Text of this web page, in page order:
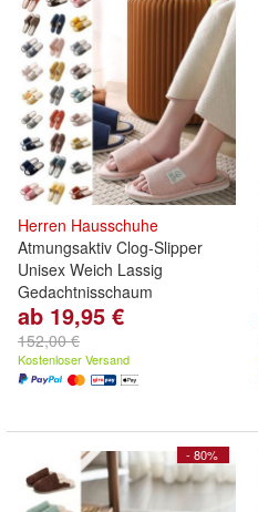
Herren Hausschuhe
Atmungsaktiv Clog-Slipper
Unisex Weich Lassig
Gedachtnisschaum
ab 19,95 €
152,00 €
Kostenloser Versand
- 80%